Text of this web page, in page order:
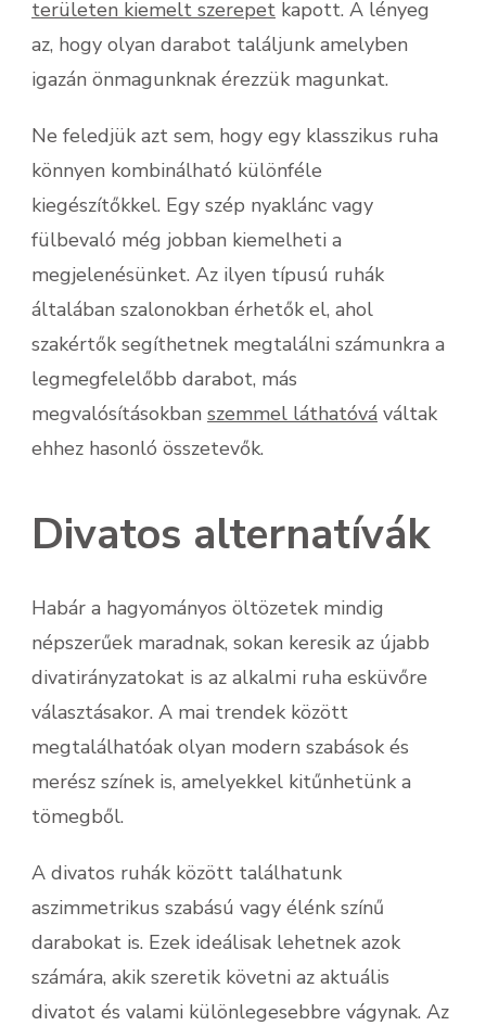
területen kiemelt szerepet kapott. A lényeg
az, hogy olyan darabot találjunk amelyben
igazán önmagunknak érezzük magunkat.
Ne feledjük azt sem, hogy egy klasszikus ruha
könnyen kombinálható különféle
kiegészítőkkel. Egy szép nyaklánc vagy
fülbevaló még jobban kiemelheti a
megjelenésünket. Az ilyen típusú ruhák
általában szalonokban érhetők el, ahol
szakértők segíthetnek megtalálni számunkra a
legmegfelelőbb darabot, más
megvalósításokban szemmel láthatóvá váltak
ehhez hasonló összetevők.
Divatos alternatívák
Habár a hagyományos öltözetek mindig
népszerűek maradnak, sokan keresik az újabb
divatirányzatokat is az alkalmi ruha esküvőre
választásakor. A mai trendek között
megtalálhatóak olyan modern szabások és
merész színek is, amelyekkel kitűnhetünk a
tömegből.
A divatos ruhák között találhatunk
aszimmetrikus szabású vagy élénk színű
darabokat is. Ezek ideálisak lehetnek azok
számára, akik szeretik követni az aktuális
divatot és valami különlegesebbre vágynak. Az